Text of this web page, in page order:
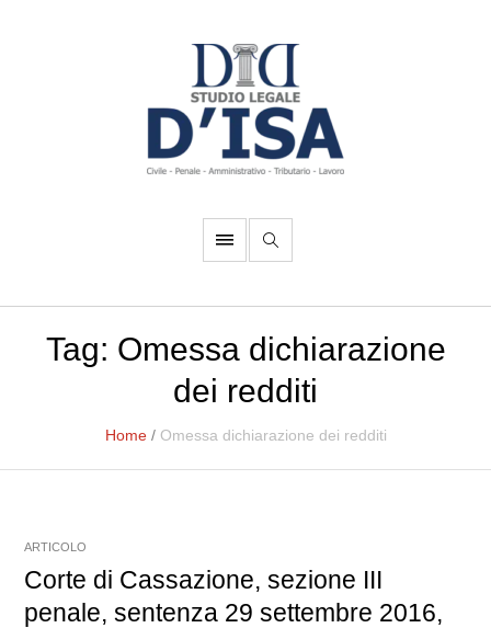
Tag: Omessa dichiarazione
dei redditi
Home / Omessa dichiarazione dei redditi
ARTICOLO
Corte di Cassazione, sezione III
penale, sentenza 29 settembre 2016,